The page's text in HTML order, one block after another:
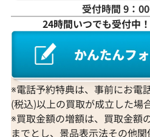
K18WG ダイヤモンド ネックレ
参考買取価格
1,274,000
2026年3月11日時点
受付時間 9：
24時間いつでも受付中
※電話予約特典は、事前にお電
(税込)以上の買取が成立した場
※買取金額の増額は、買取金額
までとし、景品表示法その他